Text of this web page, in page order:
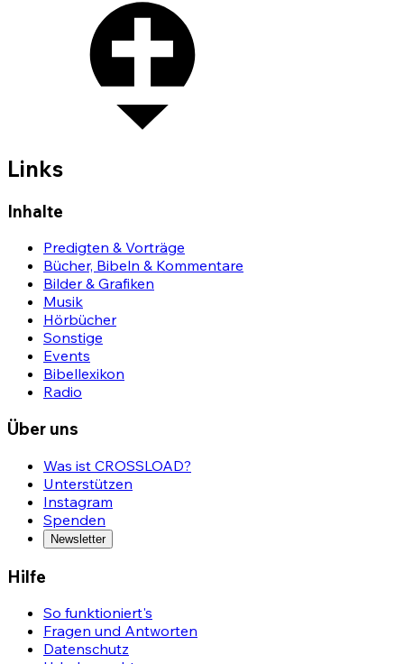
Links
Inhalte
Predigten & Vorträge
Bücher, Bibeln & Kommentare
Bilder & Grafiken
Musik
Hörbücher
Sonstige
Events
Bibellexikon
Radio
Über uns
Was ist CROSSLOAD?
Unterstützen
Instagram
Spenden
Newsletter
Hilfe
So funktioniert's
Fragen und Antworten
Datenschutz